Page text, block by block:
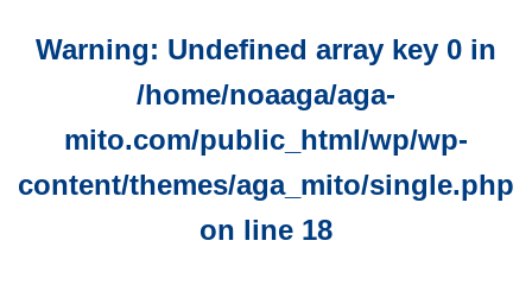
Warning: Undefined array key 0 in
/home/noaaga/aga-
mito.com/public_html/wp/wp-
content/themes/aga_mito/single.php
on line 18